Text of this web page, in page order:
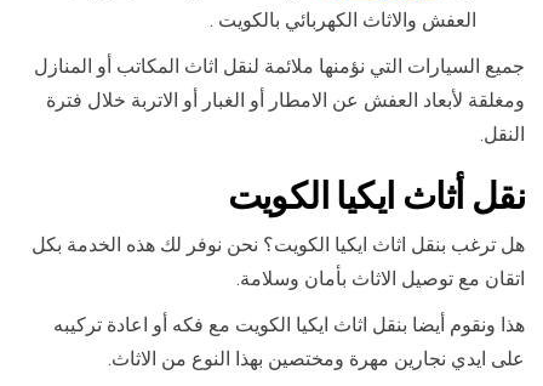
العفش والاثاث الكهربائي بالكويت .
جميع السيارات التي نؤمنها ملائمة لنقل اثاث المكاتب أو المنازل
ومغلقة لأبعاد العفش عن الامطار أو الغبار أو الاتربة خلال فترة
النقل.
نقل أثاث ايكيا الكويت
هل ترغب بنقل اثاث ايكيا الكويت؟ نحن نوفر لك هذه الخدمة بكل
اتقان مع توصيل الاثاث بأمان وسلامة.
هذا ونقوم أيضا بنقل اثاث ايكيا الكويت مع فكه أو اعادة تركيبه
على ايدي نجارين مهرة ومختصين بهذا النوع من الاثاث.